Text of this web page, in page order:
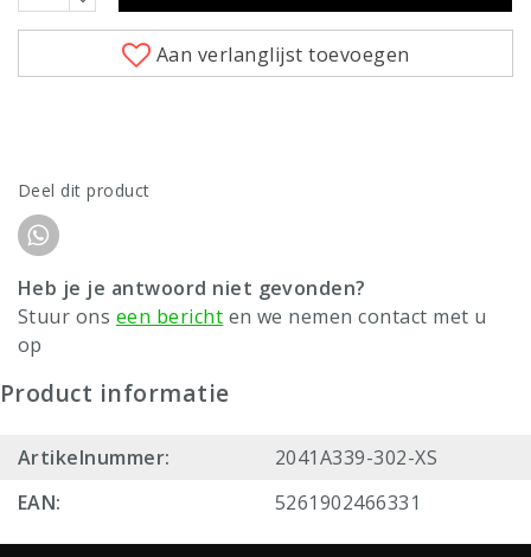
Aan verlanglijst toevoegen
Deel dit product
Heb je je antwoord niet gevonden?
Stuur ons een bericht en we nemen contact met u
op
Product informatie
Artikelnummer:
2041A339-302-XS
EAN:
5261902466331